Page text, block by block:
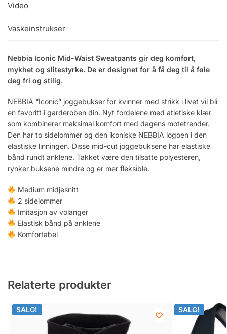
Video
Vaskeinstrukser
Nebbia Iconic Mid-Waist Sweatpants gir deg komfort,
mykhet og slitestyrke. De er designet for å få deg til å føle
deg fri og stilig.
NEBBIA “Iconic” joggebukser for kvinner med strikk i livet vil bli
en favoritt i garderoben din. Nyt fordelene med atletiske klær
som kombinerer maksimal komfort med dagens motetrender.
Den har to sidelommer og den ikoniske NEBBIA logoen i den
elastiske linningen. Disse mid-cut joggebuksene har elastiske
bånd rundt anklene. Takket være den tilsatte polyesteren,
rynker buksene mindre og er mer fleksible.
Medium midjesnitt
2 sidelommer
Imitasjon av volanger
Elastisk bånd på anklene
Komfortabel
Relaterte produkter
SALG!
SALG! SALG!
SALG!